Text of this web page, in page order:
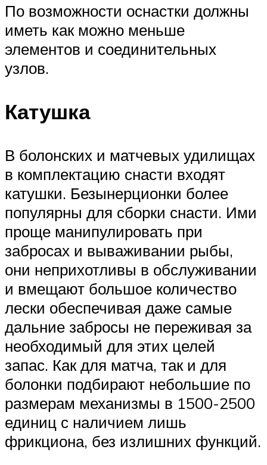
По возможности оснастки должны
иметь как можно меньше
элементов и соединительных
узлов.
Катушка
В болонских и матчевых удилищах
в комплектацию снасти входят
катушки. Безынерционки более
популярны для сборки снасти. Ими
проще манипулировать при
забросах и вываживании рыбы,
они неприхотливы в обслуживании
и вмещают большое количество
лески обеспечивая даже самые
дальние забросы не переживая за
необходимый для этих целей
запас. Как для матча, так и для
болонки подбирают небольшие по
размерам механизмы в 1500-2500
единиц с наличием лишь
фрикциона, без излишних функций.